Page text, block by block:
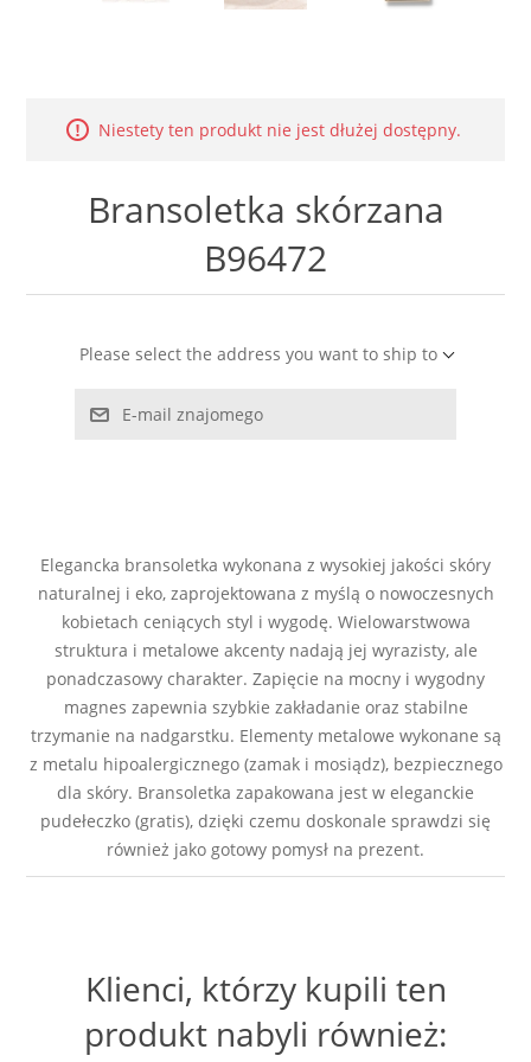
MASA PERŁOWA
RODOCHROZYT
RODONIT
TYGRYSIE OKO
Niestety ten produkt nie jest dłużej dostępny.
Bransoletka skórzana
B96472
Please select the address you want to ship to
E-mail znajomego
Elegancka bransoletka wykonana z wysokiej jakości skóry
naturalnej i eko, zaprojektowana z myślą o nowoczesnych
kobietach ceniących styl i wygodę. Wielowarstwowa
struktura i metalowe akcenty nadają jej wyrazisty, ale
ponadczasowy charakter. Zapięcie na mocny i wygodny
magnes zapewnia szybkie zakładanie oraz stabilne
trzymanie na nadgarstku. Elementy metalowe wykonane są
z metalu hipoalergicznego (zamak i mosiądz), bezpiecznego
dla skóry. Bransoletka zapakowana jest w eleganckie
pudełeczko (gratis), dzięki czemu doskonale sprawdzi się
również jako gotowy pomysł na prezent.
Klienci, którzy kupili ten
produkt nabyli również: